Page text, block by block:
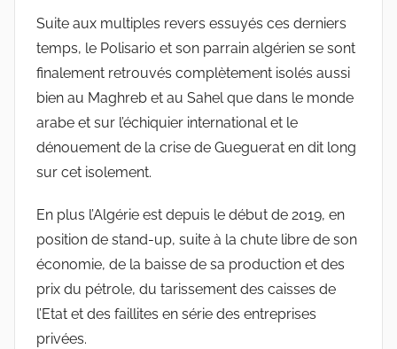
Suite aux multiples revers essuyés ces derniers
temps, le Polisario et son parrain algérien se sont
finalement retrouvés complètement isolés aussi
bien au Maghreb et au Sahel que dans le monde
arabe et sur l’échiquier international et le
dénouement de la crise de Gueguerat en dit long
sur cet isolement.
En plus l’Algérie est depuis le début de 2019, en
position de stand-up, suite à la chute libre de son
économie, de la baisse de sa production et des
prix du pétrole, du tarissement des caisses de
l’Etat et des faillites en série des entreprises
privées.